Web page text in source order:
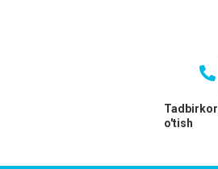
o'tish